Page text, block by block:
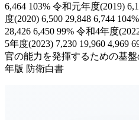
6,464 103% 令和元年度(2019)
度(2020) 6,500 29,848 6,744
28,426 6,450 99% 令和4年度
5年度(2023) 7,230 19,960 4,969
官の能力を発揮するための基
年版 防衛白書